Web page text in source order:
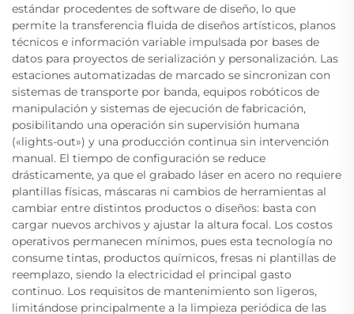
estándar procedentes de software de diseño, lo que
permite la transferencia fluida de diseños artísticos, planos
técnicos e información variable impulsada por bases de
datos para proyectos de serialización y personalización. Las
estaciones automatizadas de marcado se sincronizan con
sistemas de transporte por banda, equipos robóticos de
manipulación y sistemas de ejecución de fabricación,
posibilitando una operación sin supervisión humana
(«lights-out») y una producción continua sin intervención
manual. El tiempo de configuración se reduce
drásticamente, ya que el grabado láser en acero no requiere
plantillas físicas, máscaras ni cambios de herramientas al
cambiar entre distintos productos o diseños: basta con
cargar nuevos archivos y ajustar la altura focal. Los costos
operativos permanecen mínimos, pues esta tecnología no
consume tintas, productos químicos, fresas ni plantillas de
reemplazo, siendo la electricidad el principal gasto
continuo. Los requisitos de mantenimiento son ligeros,
limitándose principalmente a la limpieza periódica de las